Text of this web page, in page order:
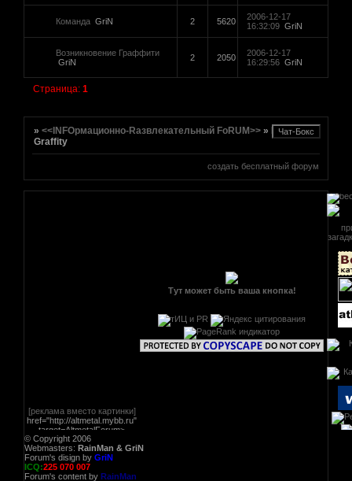
Команда GriN 2 5620
2006-12-17
16:32:09 GriN
Возникновение Граффити
GriN
2 2050
2006-12-17
16:29:56 GriN
Страница:1
»<<INFOрмационно-Rазвлекательный FoRUM>> »Рисунки и
Graffity
создать бесплатный форум
[реклама вместо картинки]
href="http://altmetal.mybb.ru"
target=AltmetalForum>
[реклама вместо картинки]
Тут может быть ваша кнопка!
© Copyright 2006
Webmasters: RainMan & GriN
Forum's disign by GriN
ICQ:225 070 007
Forum's content by RainMan